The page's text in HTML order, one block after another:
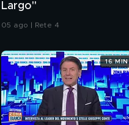
Largo"
05 ago | Rete 4
16 MIN